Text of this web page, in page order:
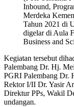
Inbound,
Merdeka
Tahun 2021 di
digelar di Aula
Business and
Kegiatan tersebut
Palembang Dr. Hj.
PGRI Palembang
Rektor I/II Dr. Yasir
Direktur PPs, Wakil
undangan.